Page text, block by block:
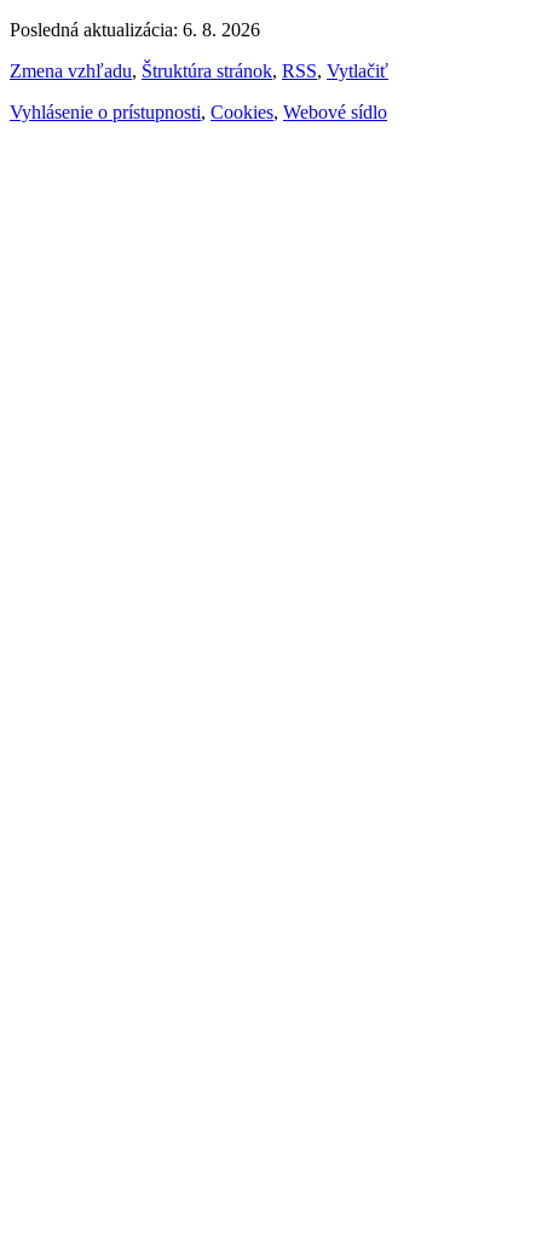
Posledná aktualizácia: 6. 8. 2026
Zmena vzhľadu, Štruktúra stránok, RSS, Vytlačiť
Vyhlásenie o prístupnosti, Cookies, Webové sídlo